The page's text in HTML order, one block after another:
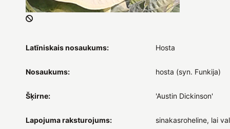
Latīniskais nosaukums: Hosta
Nosaukums: hosta (syn. Funkija)
Šķirne: 'Austin Dickinson'
Lapojuma raksturojums: sinakasroheline, lai